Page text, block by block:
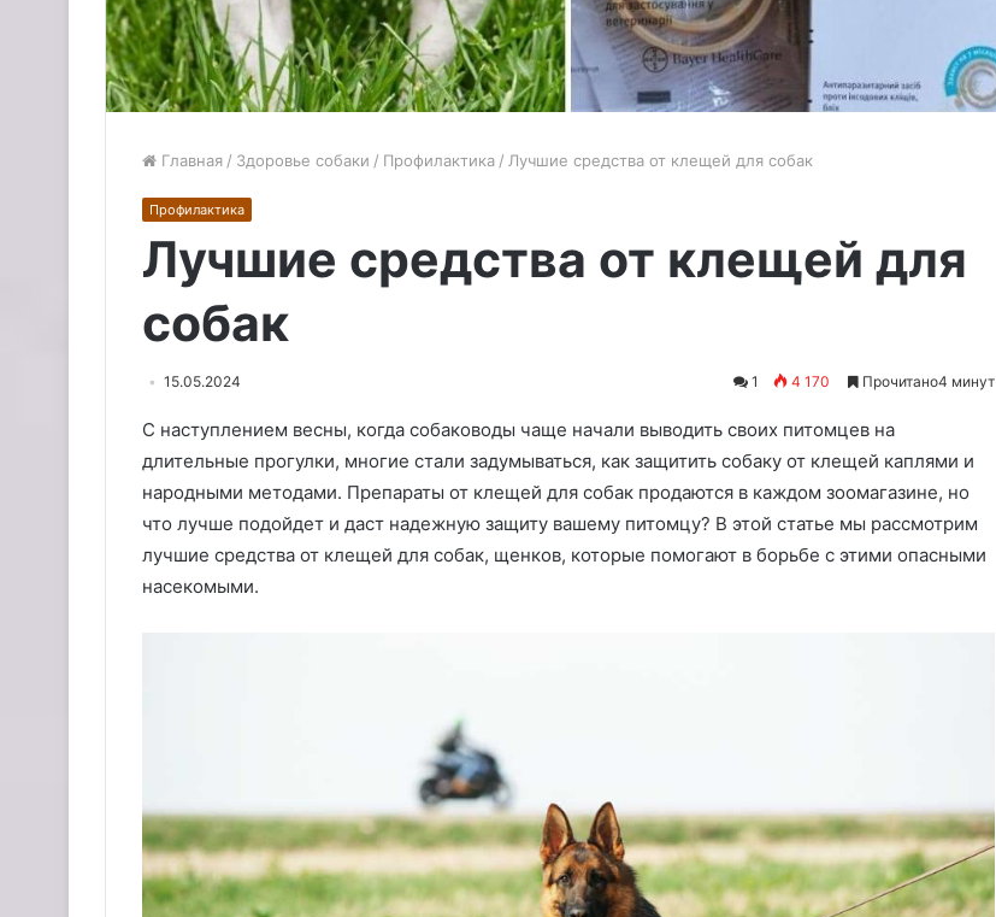
Главная / Здоровье собаки / Профилактика / Лучшие средства от клещей для собак
Профилактика
Лучшие средства от клещей для
собак
15.05.2024 1 4 170 Прочитано4 минут
С наступлением весны, когда собаководы чаще начали выводить своих питомцев на
длительные прогулки, многие стали задумываться, как защитить собаку от клещей каплями и
народными методами. Препараты от клещей для собак продаются в каждом зоомагазине, но
что лучше подойдет и даст надежную защиту вашему питомцу? В этой статье мы рассмотрим
лучшие средства от клещей для собак, щенков, которые помогают в борьбе с этими опасными
насекомыми.